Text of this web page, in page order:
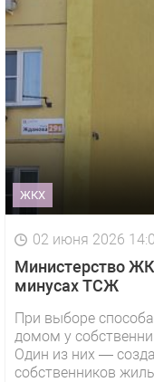
ЖКХ
02 июня 2026
Министерство
минусах ТСЖ
При выборе
домом у
Один из них —
собственников